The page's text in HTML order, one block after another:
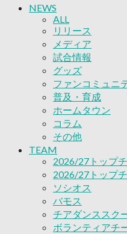
バモス
チアダンススクー
ボランティアチ
ビクトリーロード
HOMEGAME
観戦ルール＆マナ
ホームゲーム運
Jリーグ運営管理
写真・動画使用
ロートフィール
SCHEDULE
2026/27
練習見学時のフ
TICKET
奈良クラブ明治
奈良クラブ明治
観戦ルール＆マ
FANCOMMUNITY
NEWS
ALL
リリース
メディア
試合情報
グッズ
ファンコミュニ
普及・育成
ホームタウン
コラム
その他
TEAM
2026/27トップ
2026/27トップ
ソシオス
バモス
チアダンススク
ボランティアチ